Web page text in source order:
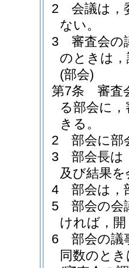
2
会議は，
ない。
3
審査会の
のときは
(部会)
第7条
審査
る部会に
きる。
2
部会に部
3
部会長は
及び結果
4
部会は，
5
部会の会
ければ，
6
部会の議
同数のと